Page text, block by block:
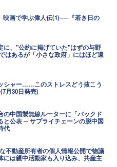
映画で学ぶ偉人伝(1)──『若き日の
に、"公約に掲げていた"はずの与野
はあるが「小さな政府」にはほど遠
シャー……このストレスどう抜こう
月30日発売)
の中国製無線ルーターに「バックド
と公表 ─ サプライチェーンの脱中国
代
不動産所有者の個人情報公開で物議
には親中活動家も入り込み、共産主